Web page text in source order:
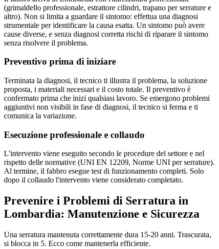
(grimaldello professionale, estrattore cilindri, trapano per serrature e
altro). Non si limita a guardare il sintomo: effettua una diagnosi
strumentale per identificare la causa esatta. Un sintomo può avere
cause diverse, e senza diagnosi corretta rischi di riparare il sintomo
senza risolvere il problema.
Preventivo prima di iniziare
Terminata la diagnosi, il tecnico ti illustra il problema, la soluzione
proposta, i materiali necessari e il costo totale. Il preventivo è
confermato prima che inizi qualsiasi lavoro. Se emergono problemi
aggiuntivi non visibili in fase di diagnosi, il tecnico si ferma e ti
comunica la variazione.
Esecuzione professionale e collaudo
L'intervento viene eseguito secondo le procedure del settore e nel
rispetto delle normative (UNI EN 12209, Norme UNI per serrature).
Al termine, il fabbro esegue test di funzionamento completi. Solo
dopo il collaudo l'intervento viene considerato completato.
Prevenire i Problemi di Serratura in
Lombardia: Manutenzione e Sicurezza
Una serratura mantenuta correttamente dura 15-20 anni. Trascurata,
si blocca in 5. Ecco come mantenerla efficiente.